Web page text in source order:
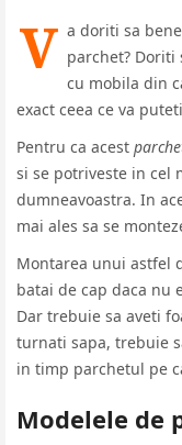
V a doriti sa
parchet? Doriti
cu mobila din
exact ceea ce va
Pentru ca acest
si se potriveste in cel
dumneavoastra. In
mai ales sa se
Montarea unui astfel
batai de cap daca nu
Dar trebuie sa aveti
turnati sapa, trebuie
in timp parchetul pe
Modelele de